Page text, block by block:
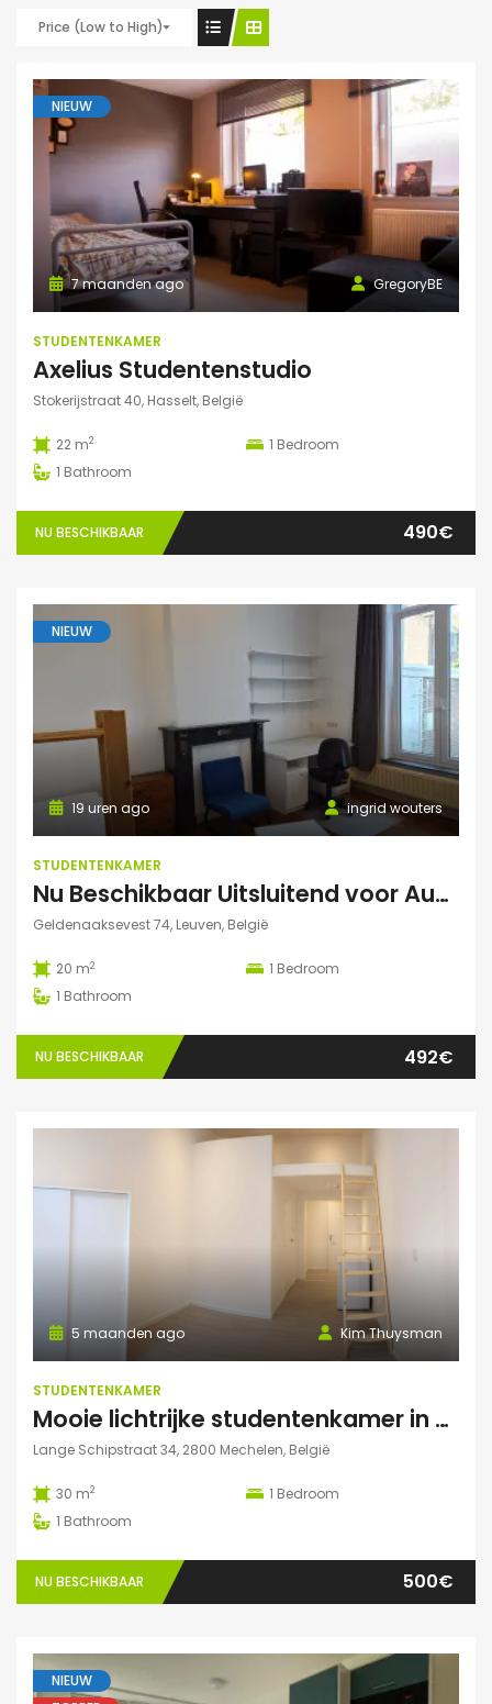
Price (Low to High)
NIEUW
GregoryBE
7 maanden ago
STUDENTENKAMER
Axelius Studentenstudio
Stokerijstraat 40, Hasselt, België
22 m2 1 Bedroom
1 Bathroom
NU BESCHIKBAAR 490€
NIEUW
ingrid wouters
19 uren ago
STUDENTENKAMER
Nu Beschikbaar Uitsluitend voor Augustus 2026 in Leuven
Geldenaaksevest 74, Leuven, België
20 m2 1 Bedroom
1 Bathroom
NU BESCHIKBAAR 492€
Kim Thuysman
5 maanden ago
STUDENTENKAMER
Mooie lichtrijke studentenkamer in hartje Mechelen! (te huur t.e.m. 31 augustus)
Lange Schipstraat 34, 2800 Mechelen, België
30 m2 1 Bedroom
1 Bathroom
NU BESCHIKBAAR 500€
NIEUW